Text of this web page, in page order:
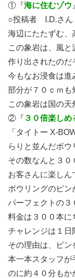
①『海に住むゾウ
○投稿者 I.D.さん
海辺にたたずむ、
この象岩は、風
作り出されたのだ
今もなお浸食は進
部分が７０ｃｍも
この象岩は国の天
②『 ３０倍楽し
「タイトー X-
らりと並んだボウ
その数なんと３０
お客さんに楽しん
ボウリングのピン
パーフェクトの３
料金は３００本に
チャレンジは１日
その理由は、ピン
本一本スタッフが
のに約４０分もか